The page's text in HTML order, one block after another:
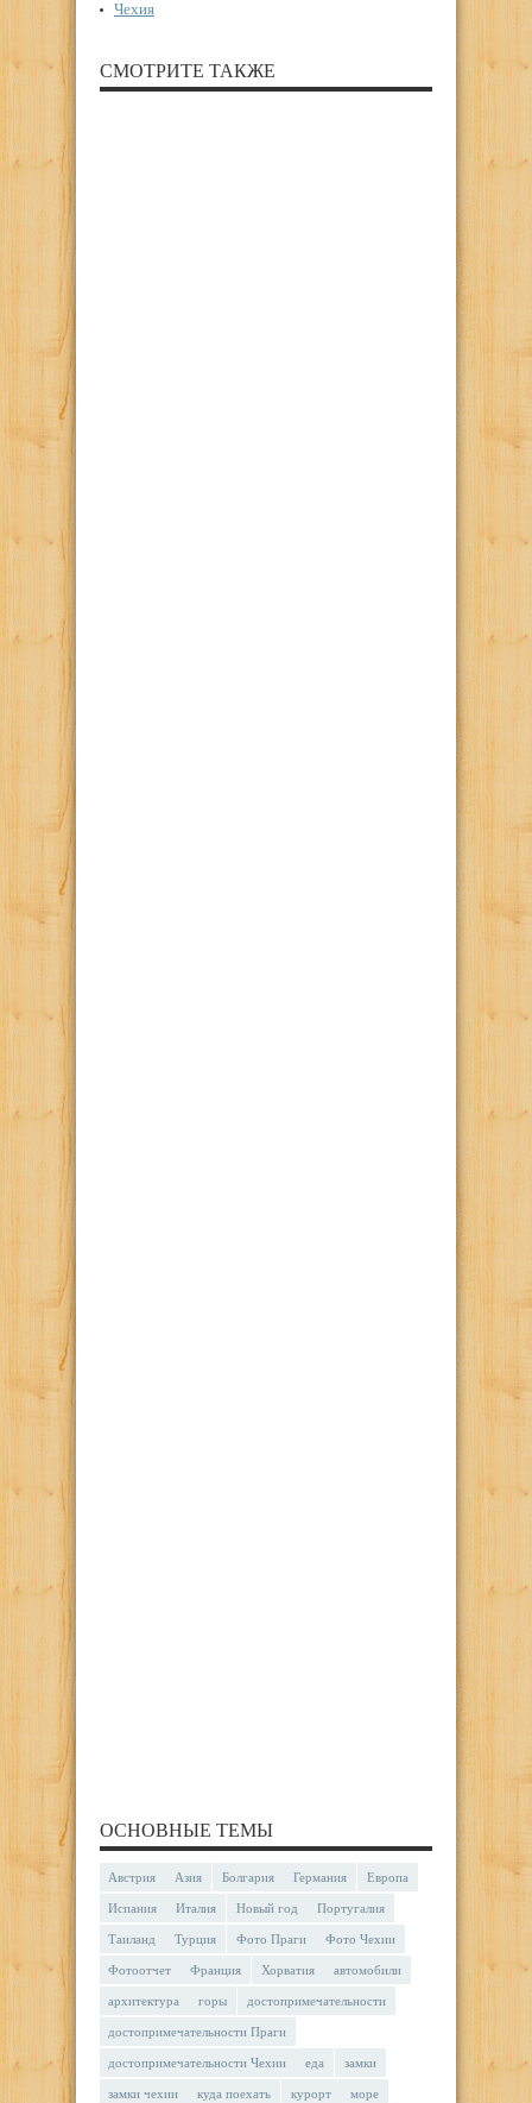
Чехия
СМОТРИТЕ ТАКЖЕ
ОСНОВНЫЕ ТЕМЫ
Австрия Азия Болгария Германия Европа
Испания Италия Новый год Португалия
Таиланд Турция Фото Праги Фото Чехии
Фотоотчет Франция Хорватия автомобили
архитектура горы достопримечательности
достопримечательности Праги
достопримечательности Чехии еда замки
замки чехии куда поехать курорт море